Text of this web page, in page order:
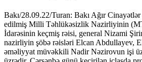
Bakı/28.09.22/Turan: Bakı Ağır
edilmiş Milli Təhlükəsizlik Nazirliyinin
İdarəsinin keçmiş rəisi, general Nizami
nazirliyin şöbə rəisləri Elcan Abdullayev,
əməliyyat müvəkkili Nadir Nəzirovun işi